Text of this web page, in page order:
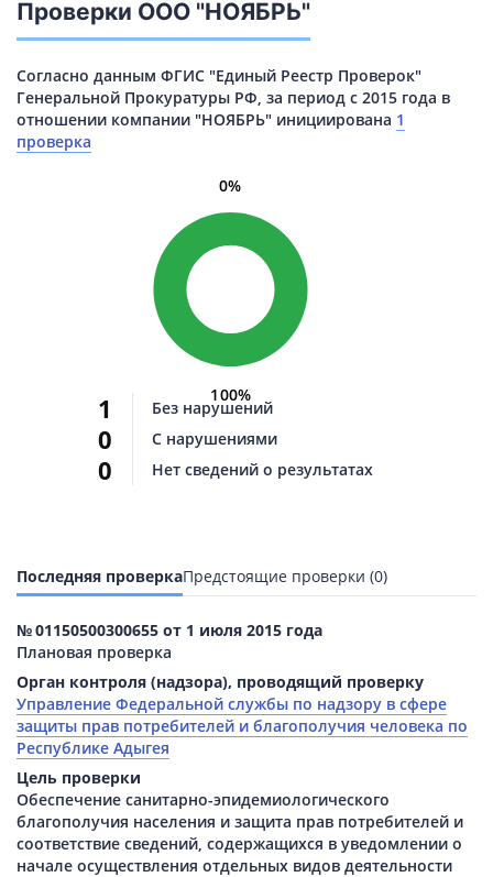
Проверки ООО "НОЯБРЬ"
Согласно данным ФГИС "Единый Реестр Проверок"
Генеральной Прокуратуры РФ, за период с 2015 года в
отношении компании "НОЯБРЬ" инициирована 1
проверка
100%
0%
1
0
0
Без нарушений
С нарушениями
Нет сведений о результатах
Последняя проверкаПредстоящие проверки (0)
№ 01150500300655 от 1 июля 2015 года
Плановая проверка
Орган контроля (надзора), проводящий проверку
Управление Федеральной службы по надзору в сфере
защиты прав потребителей и благополучия человека по
Республике Адыгея
Цель проверки
Обеспечение санитарно-эпидемиологического
благополучия населения и защита прав потребителей и
соответствие сведений, содержащихся в уведомлении о
начале осуществления отдельных видов деятельности